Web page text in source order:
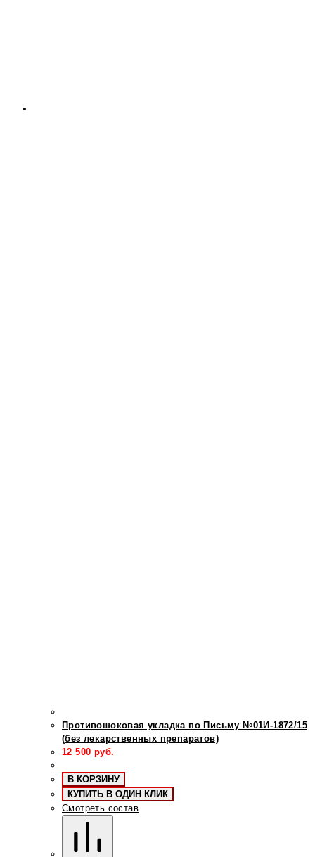
Противошоковая укладка по Письму №01И-1872/15
(без лекарственных препаратов)
12 500 руб.
В КОРЗИНУ
КУПИТЬ В ОДИН КЛИК
Смотреть состав